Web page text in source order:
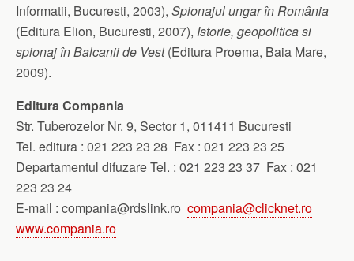
Informatii, Bucuresti, 2003), Spionajul ungar în România
(Editura Elion, Bucuresti, 2007), Istorie, geopolitica si
spionaj în Balcanii de Vest(Editura Proema, Baia Mare,
2009).
Editura Compania
Str. Tuberozelor Nr. 9, Sector 1, 011411 Bucuresti
Tel. editura : 021 223 23 28 Fax : 021 223 23 25
Departamentul difuzare Tel. : 021 223 23 37 Fax : 021
223 23 24
E-mail : compania@rdslink.ro compania@clicknet.ro
www.compania.ro